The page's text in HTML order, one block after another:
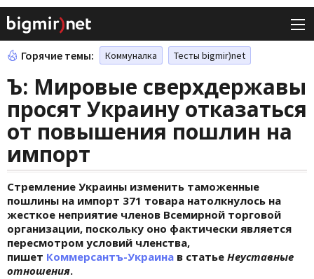
Горячие темы: Коммуналка Тесты bigmir)net
Ъ: Мировые сверхдержавы
просят Украину отказаться
от повышения пошлин на
импорт
Стремление Украины изменить таможенные
пошлины на импорт 371 товара натолкнулось на
жесткое неприятие членов Всемирной торговой
организации, поскольку оно фактически является
пересмотром условий членства,
пишет Коммерсантъ-Украина в статье Неуставные
отношения.